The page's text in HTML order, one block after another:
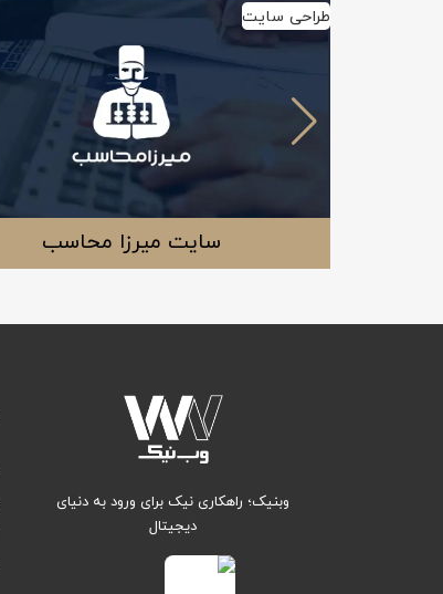
سایت میرزا محاسب
طراحی سایت
وبنیک؛ راهکاری نیک برای ورود به دنیای
دیجیتال